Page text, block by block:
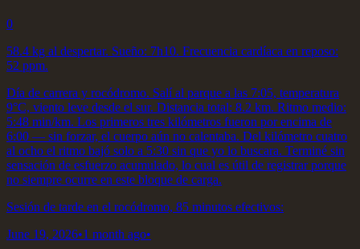
0
58.4 kg al despertar. Sueño: 7h10. Frecuencia cardíaca en reposo:
52 ppm.
Día de carrera y rocódromo. Salí al parque a las 7:05, temperatura
9°C, viento leve desde el sur. Distancia total: 8.2 km. Ritmo medio:
5:48 min/km. Los primeros tres kilómetros fueron por encima de
6:00 — sin forzar, el cuerpo aún no calentaba. Del kilómetro cuatro
al ocho el ritmo bajó solo a 5:30 sin que yo lo buscara. Terminé sin
sensación de esfuerzo acumulado, lo cual es útil de registrar porque
no siempre ocurre en este bloque de carga.
Sesión de tarde en el rocódromo, 85 minutos efectivos:
June 19, 2026•1 month ago•